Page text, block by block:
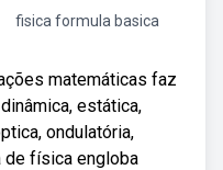
fisica formula basica
matemáticas faz
estática,
ondulatória,
de física engloba